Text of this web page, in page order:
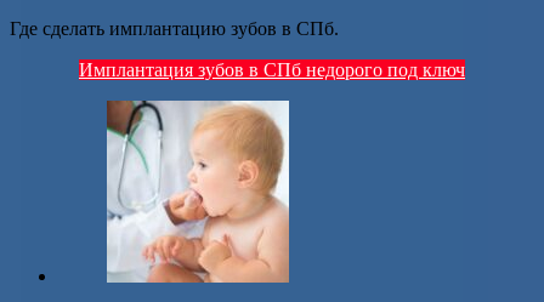
Где сделать имплантацию зубов в СПб.
Имплантация зубов в СПб недорого под ключ